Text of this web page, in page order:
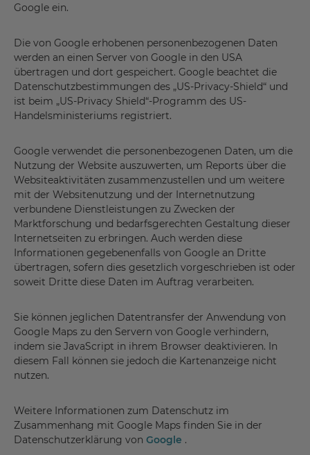
Google ein.
Die von Google erhobenen personenbezogenen Daten
werden an einen Server von Google in den USA
übertragen und dort gespeichert. Google beachtet die
Datenschutzbestimmungen des „US-Privacy-Shield“ und
ist beim „US-Privacy Shield“-Programm des US-
Handelsministeriums registriert.
Google verwendet die personenbezogenen Daten, um die
Nutzung der Website auszuwerten, um Reports über die
Websiteaktivitäten zusammenzustellen und um weitere
mit der Websitenutzung und der Internetnutzung
verbundene Dienstleistungen zu Zwecken der
Marktforschung und bedarfsgerechten Gestaltung dieser
Internetseiten zu erbringen. Auch werden diese
Informationen gegebenenfalls von Google an Dritte
übertragen, sofern dies gesetzlich vorgeschrieben ist oder
soweit Dritte diese Daten im Auftrag verarbeiten.
Sie können jeglichen Datentransfer der Anwendung von
Google Maps zu den Servern von Google verhindern,
indem sie JavaScript in ihrem Browser deaktivieren. In
diesem Fall können sie jedoch die Kartenanzeige nicht
nutzen.
Weitere Informationen zum Datenschutz im
Zusammenhang mit Google Maps finden Sie in der
Datenschutzerklärung von Google .